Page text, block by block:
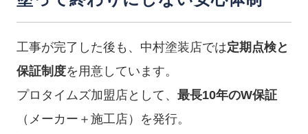
工事が完了した後も、中村塗装店では定期点検と
保証制度を用意しています。
プロタイムズ加盟店として、 最長10年のW保証
（メーカー＋施工店）を発行。